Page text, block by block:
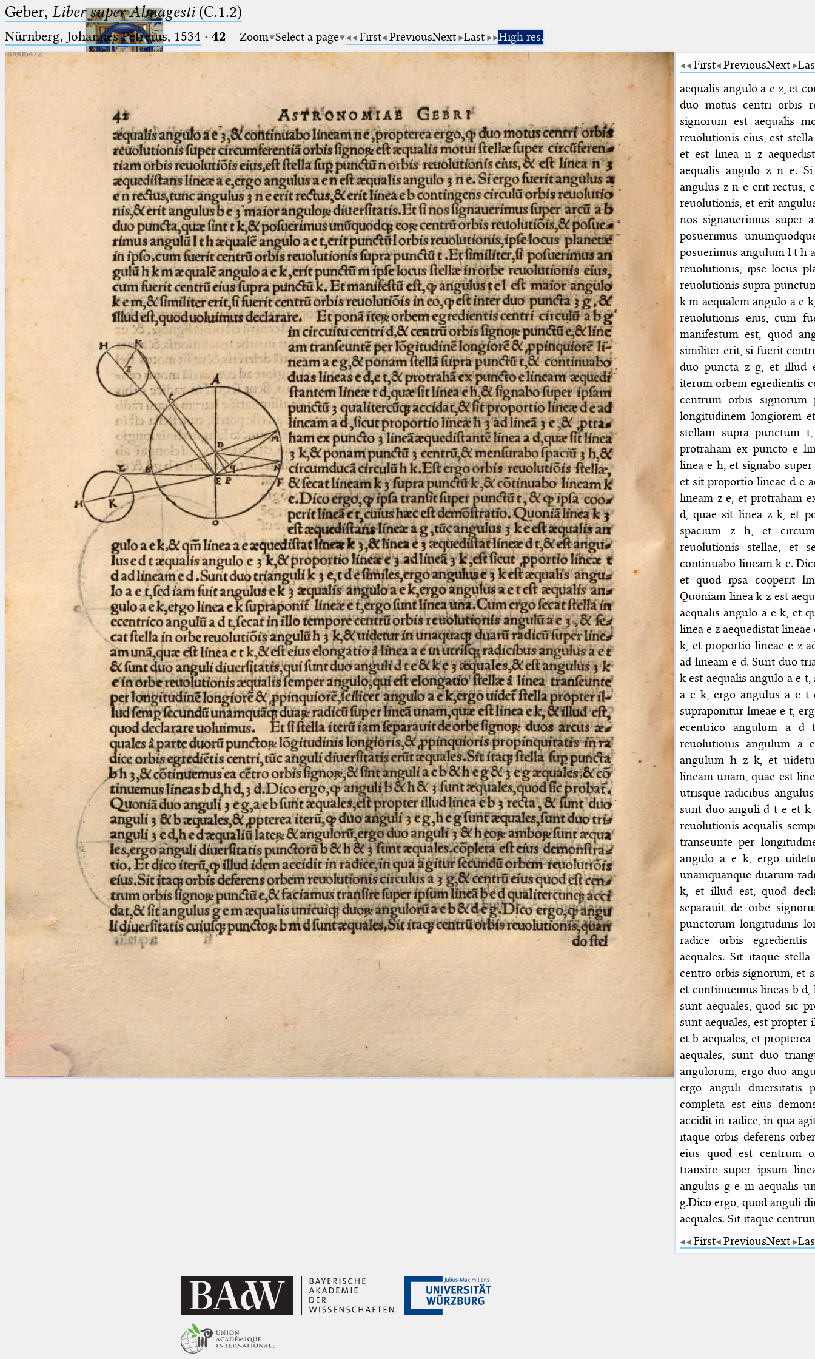
Ptolemaeus
Arabus et Latinus
(the underscore) is the placeholder
for exactly one character.
(the percent sign) is the
placeholder for no, one or more
(two percent signs) is the
placeholder for no, one or more
than one character, but not for
blank space (so that a search ends
at word boundaries).
🔎︎
Start
Project
Team
News
Jobs
Publications
Conference
Arabic Works
Arabic Manuscripts
Latin Works
Latin Manuscripts
Latin Early Prints
Images
Texts
betaGlossary
Resources
Licenses FAQ·Contact·
Impressum
Privacy· 2013
Print 🖨
Geber, Liber super Almagesti(C.1.2)
Nürnberg, Johannes Petreius, 1534 · 42 Zoom Select a page First PreviousNext Last
High res.
First PreviousNext
aequalis angulo a e z, et
duo motus centri orbis
signorum est aequalis
reuolutionis eius, est
et est linea n z
aequalis angulo z n e.
angulus z n e erit rectus,
reuolutionis, et erit
nos signauerimus
posuerimus
posuerimus angulum l t h
reuolutionis, ipse locus
reuolutionis supra
k m aequalem angulo a e
reuolutionis eius, cum
manifestum est, quod
similiter erit, si fuerit
duo puncta z g, et illud
iterum orbem egredientis
centrum orbis signorum
longitudinem longiorem
stellam supra punctum
protraham ex puncto e
linea e h, et signabo
et sit proportio lineae d e
lineam z e, et protraham
d, quae sit linea z k, et
spacium z h, et
reuolutionis stellae, et
continuabo lineam k e.
et quod ipsa cooperit
Quoniam linea k z est
aequalis angulo a e k, et
linea e z aequedistat
k, et proportio lineae e z
ad lineam e d. Sunt duo
k est aequalis angulo a e
a e k, ergo angulus a e t
supraponitur lineae e t,
ecentrico angulum a d
reuolutionis angulum a
angulum h z k, et
lineam unam, quae est
utrisque radicibus
sunt duo anguli d t e et k
reuolutionis aequalis
transeunte per
angulo a e k, ergo
unamquanque duarum
k, et illud est, quod
separauit de orbe
punctorum longitudinis
radice orbis
aequales. Sit itaque
centro orbis signorum, et
et continuemus lineas b
sunt aequales, quod sic
sunt aequales, est
et b aequales, et
aequales, sunt duo
angulorum, ergo duo
ergo anguli diuersitatis
completa est eius
accidit in radice, in qua
itaque orbis deferens
eius quod est centrum
transire super ipsum
angulus g e m aequalis
g.Dico ergo, quod anguli
aequales. Sit itaque
First PreviousNext